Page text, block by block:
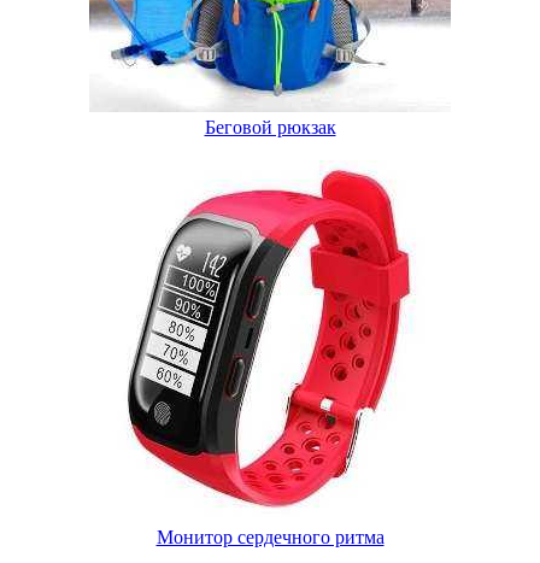
Беговой рюкзак
Монитор сердечного ритма